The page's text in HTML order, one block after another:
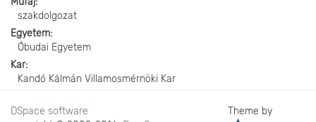
szakdolgozat
Egyetem
Óbudai Egyetem
Kar
Kandó Kálmán Villamosmérnöki Kar
DSpace software
Theme by